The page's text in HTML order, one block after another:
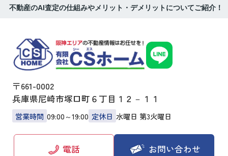
不動産のAI査定の仕組みやメリット・デメリットについてご紹介！
〒661-0002
兵庫県尼崎市塚口町６丁目１２－１１
営業時間 09:00～19:00 定休日 水曜日 第3火曜日
電話 お問い合わせ